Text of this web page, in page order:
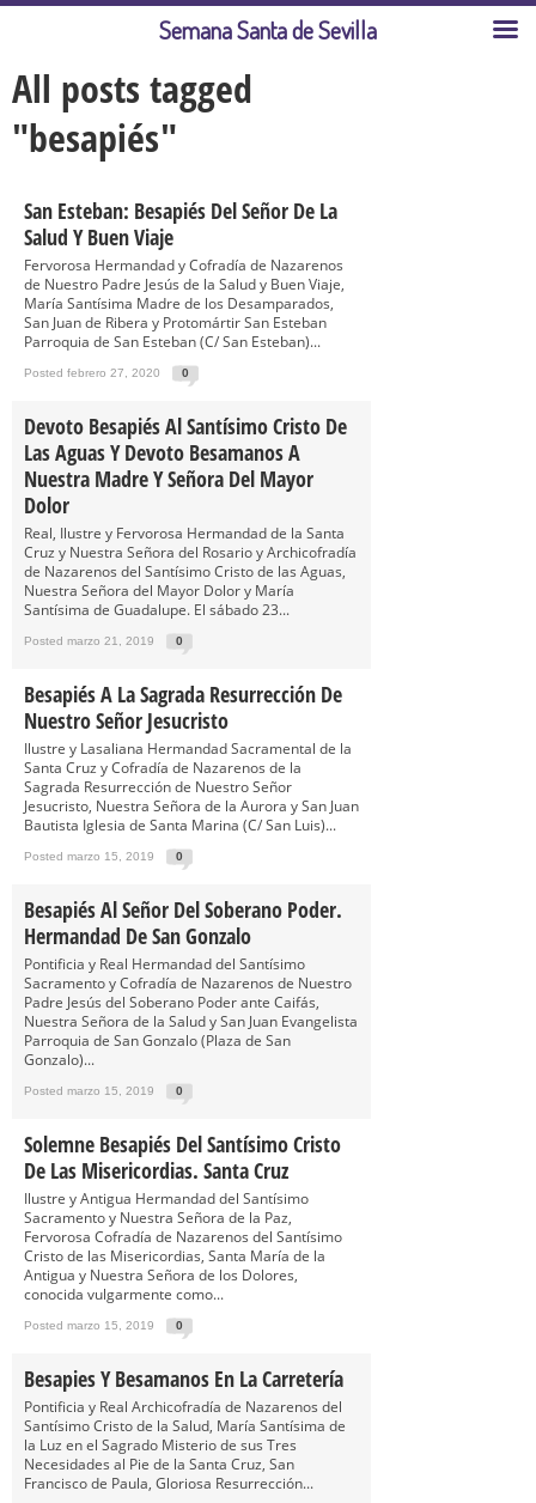
All posts tagged
"besapiés"
San Esteban: Besapiés Del Señor De La
Salud Y Buen Viaje
Fervorosa Hermandad y Cofradía de Nazarenos
de Nuestro Padre Jesús de la Salud y Buen Viaje,
María Santísima Madre de los Desamparados,
San Juan de Ribera y Protomártir San Esteban
Parroquia de San Esteban (C/ San Esteban)...
Posted febrero 27, 2020 0
Devoto Besapiés Al Santísimo Cristo De
Las Aguas Y Devoto Besamanos A
Nuestra Madre Y Señora Del Mayor
Dolor
Real, Ilustre y Fervorosa Hermandad de la Santa
Cruz y Nuestra Señora del Rosario y Archicofradía
de Nazarenos del Santísimo Cristo de las Aguas,
Nuestra Señora del Mayor Dolor y María
Santísima de Guadalupe. El sábado 23...
Posted marzo 21, 2019 0
Besapiés A La Sagrada Resurrección De
Nuestro Señor Jesucristo
Ilustre y Lasaliana Hermandad Sacramental de la
Santa Cruz y Cofradía de Nazarenos de la
Sagrada Resurrección de Nuestro Señor
Jesucristo, Nuestra Señora de la Aurora y San Juan
Bautista Iglesia de Santa Marina (C/ San Luis)...
Posted marzo 15, 2019 0
Besapiés Al Señor Del Soberano Poder.
Hermandad De San Gonzalo
Pontificia y Real Hermandad del Santísimo
Sacramento y Cofradía de Nazarenos de Nuestro
Padre Jesús del Soberano Poder ante Caifás,
Nuestra Señora de la Salud y San Juan Evangelista
Parroquia de San Gonzalo (Plaza de San
Gonzalo)...
Posted marzo 15, 2019 0
Solemne Besapiés Del Santísimo Cristo
De Las Misericordias. Santa Cruz
Ilustre y Antigua Hermandad del Santísimo
Sacramento y Nuestra Señora de la Paz,
Fervorosa Cofradía de Nazarenos del Santísimo
Cristo de las Misericordias, Santa María de la
Antigua y Nuestra Señora de los Dolores,
conocida vulgarmente como...
Posted marzo 15, 2019 0
Besapies Y Besamanos En La Carretería
Pontificia y Real Archicofradía de Nazarenos del
Santísimo Cristo de la Salud, María Santísima de
la Luz en el Sagrado Misterio de sus Tres
Necesidades al Pie de la Santa Cruz, San
Francisco de Paula, Gloriosa Resurrección...
Semana Santa de Sevilla